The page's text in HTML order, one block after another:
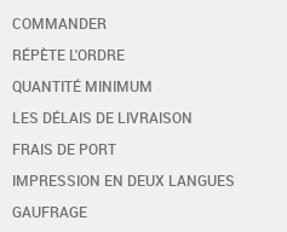
COMMANDER
RÉPÈTE L'ORDRE
QUANTITÉ MINIMUM
LES DÉLAIS DE LIVRAISON
FRAIS DE PORT
IMPRESSION EN DEUX LANGUES
GAUFRAGE